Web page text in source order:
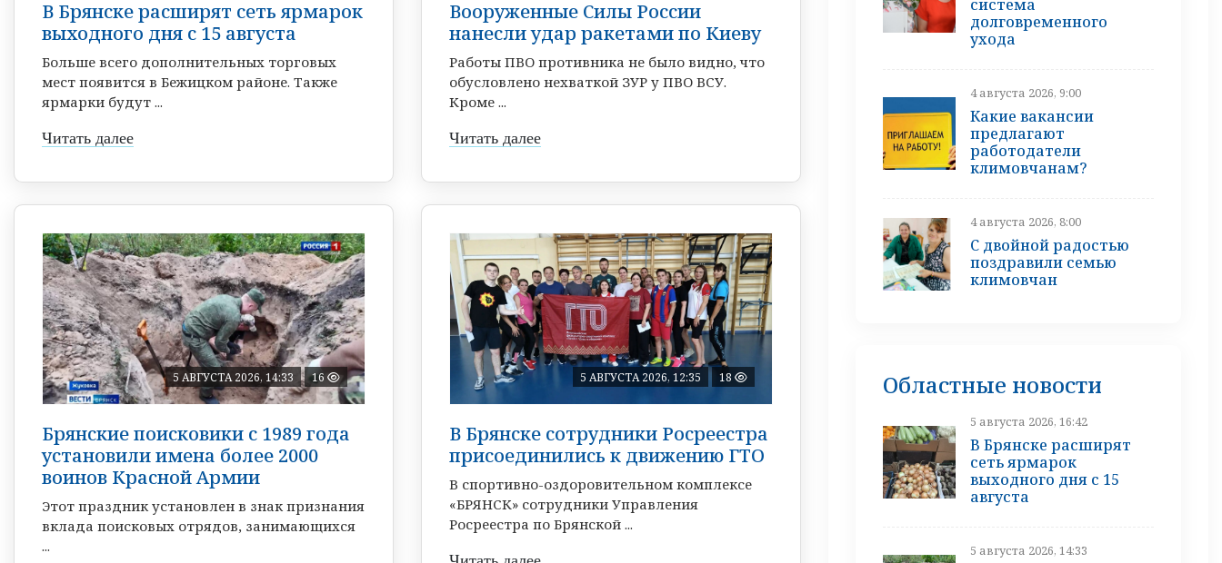
В Брянске расширят сеть ярмарок
выходного дня с 15 августа
Больше всего дополнительных торговых
мест появится в Бежицком районе. Также
ярмарки будут ...
Читать далее
Вооруженные Силы России
нанесли удар ракетами по Киеву
Работы ПВО противника не было видно, что
обусловлено нехваткой ЗУР у ПВО ВСУ.
Кроме ...
Читать далее
5 АВГУСТА 2026, 14:33 16
Брянские поисковики с 1989 года
установили имена более 2000
воинов Красной Армии
Этот праздник установлен в знак признания
вклада поисковых отрядов, занимающихся
...
5 АВГУСТА 2026, 12:35 18
В Брянске сотрудники Росреестра
присоединились к движению ГТО
В спортивно-оздоровительном комплексе
«БРЯНСК» сотрудники Управления
Росреестра по Брянской ...
система
долговременного
ухода
4 августа 2026, 9:00
Какие вакансии
предлагают
работодатели
климовчанам?
4 августа 2026, 8:00
С двойной радостью
поздравили семью
климовчан
Областные новости
5 августа 2026, 16:42
В Брянске расширят
сеть ярмарок
выходного дня с 15
августа
5 августа 2026, 14:33